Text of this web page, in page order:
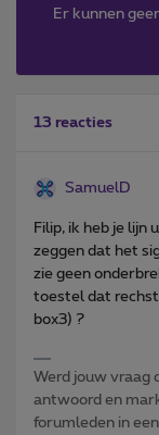
Er kunnen
13 reacties
SamuelD
Filip, ik heb je lijn
zeggen dat het
zie geen
toestel dat
box3) ?
Werd jouw vraag
antwoord en
forumleden in